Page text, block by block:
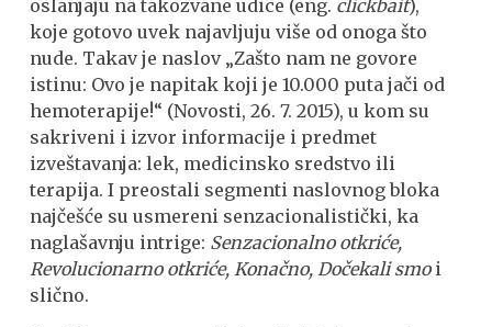
oslanjaju na takozvane udice (eng. clickbait),
koje gotovo uvek najavljuju više od onoga što
nude. Takav je naslov „Zašto nam ne govore
istinu: Ovo je napitak koji je 10.000 puta jači od
hemoterapije!“ (Novosti, 26. 7. 2015), u kom su
sakriveni i izvor informacije i predmet
izveštavanja: lek, medicinsko sredstvo ili
terapija. I preostali segmenti naslovnog bloka
najčešće su usmereni senzacionalistički, ka
naglašavnju intrige: Senzacionalno otkriće,
Revolucionarno otkriće, Konačno, Dočekali smoi
slično.